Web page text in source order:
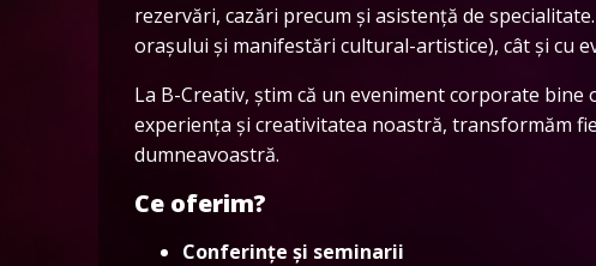
rezervări, cazări precum și asistență de
orașului și manifestări cultural-artistice), cât și cu
La B-Creativ, știm că un eveniment corporate
experiența și creativitatea noastră, transformăm
dumneavoastră.
Ce oferim?
Conferințe și seminarii